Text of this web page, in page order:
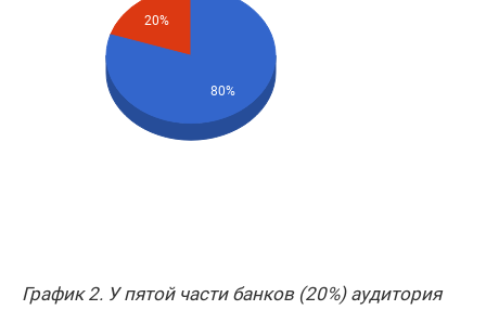
20%
80%
График 2. У пятой части банков (20%) аудитория